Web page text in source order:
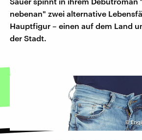
nebenan" zwei alternative
Hauptfigur – einen auf dem Land
der Stadt.
©